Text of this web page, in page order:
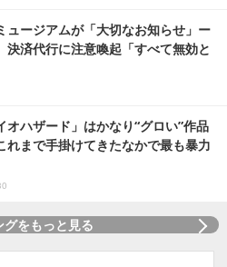
ュージアムが「大切なお知らせ」ー
決済代行に注意喚起「すべて無効と
オハザード」はかなり“グロい”作品
れまで手掛けてきたなかで最も暴力
グをもっと見る